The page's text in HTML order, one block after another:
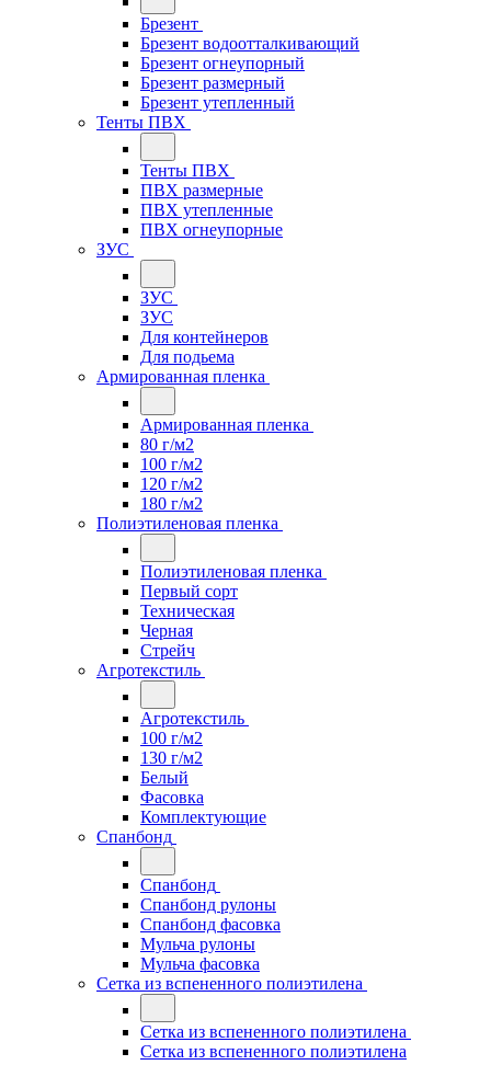
Брезент
Брезент водоотталкивающий
Брезент огнеупорный
Брезент размерный
Брезент утепленный
Тенты ПВХ
Тенты ПВХ
ПВХ размерные
ПВХ утепленные
ПВХ огнеупорные
ЗУС
ЗУС
ЗУС
Для контейнеров
Для подьема
Армированная пленка
Армированная пленка
80 г/м2
100 г/м2
120 г/м2
180 г/м2
Полиэтиленовая пленка
Полиэтиленовая пленка
Первый сорт
Техническая
Черная
Стрейч
Агротекстиль
Агротекстиль
100 г/м2
130 г/м2
Белый
Фасовка
Комплектующие
Спанбонд
Спанбонд
Спанбонд рулоны
Спанбонд фасовка
Мульча рулоны
Мульча фасовка
Сетка из вспененного полиэтилена
Сетка из вспененного полиэтилена
Сетка из вспененного полиэтилена